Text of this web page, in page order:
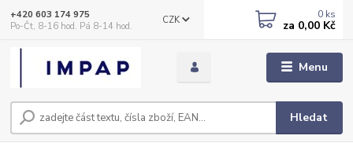
Menu
CZK
Hledat
+420 603 174 975
Po-Čt, 8-16 hod. Pá 8-14 hod.
0 ks
za 0,00 Kč